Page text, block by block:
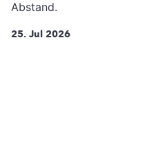
Abstand.
25. Jul 2026